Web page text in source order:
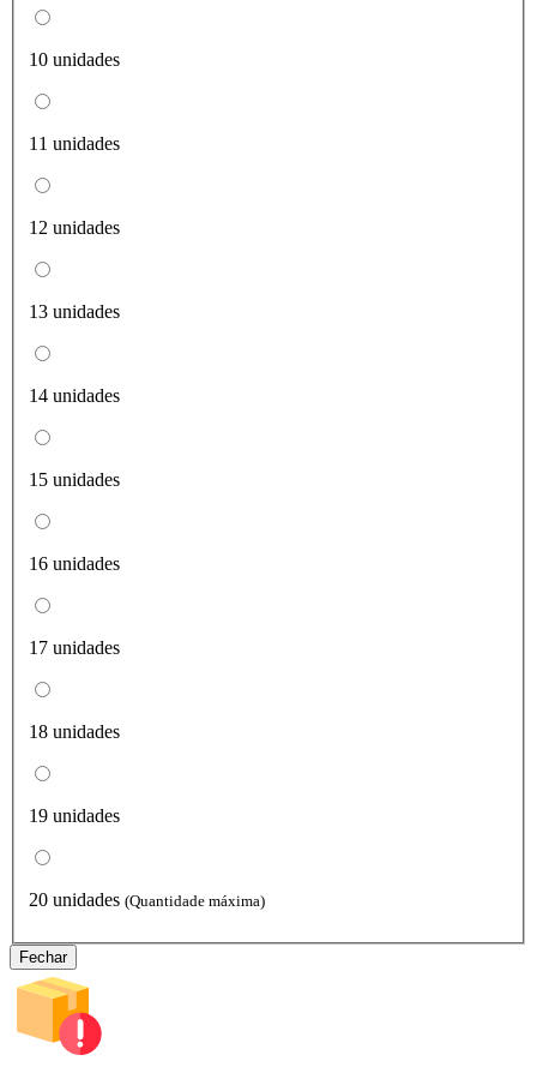
10 unidades
11 unidades
12 unidades
13 unidades
14 unidades
15 unidades
16 unidades
17 unidades
18 unidades
19 unidades
20 unidades (Quantidade máxima)
Fechar